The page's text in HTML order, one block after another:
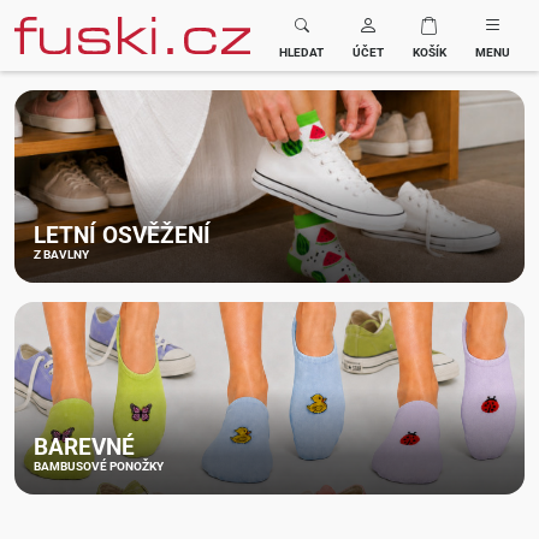
Fuski BOMA
HLEDAT ÚČET KOŠÍK MENU
Z BAVLNY
LETNÍ OSVĚŽENÍ
BAMBUSOVÉ PONOŽKY
BAREVNÉ